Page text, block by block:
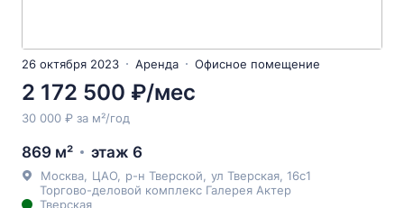
26 октября 2023 Аренда Офисное помещение
2 172 500 ₽/мес
30 000 ₽ за м²/год
869 м² этаж 6
Москва ЦАО р-н Тверской ул Тверская , 16с1
Торгово-деловой комплекс Галерея Актер
Тверская